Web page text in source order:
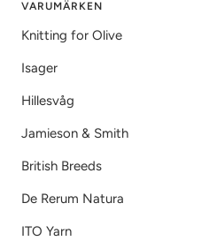
VARUMÄRKEN
Knitting for Olive
Isager
Hillesvåg
Jamieson & Smith
British Breeds
De Rerum Natura
ITO Yarn